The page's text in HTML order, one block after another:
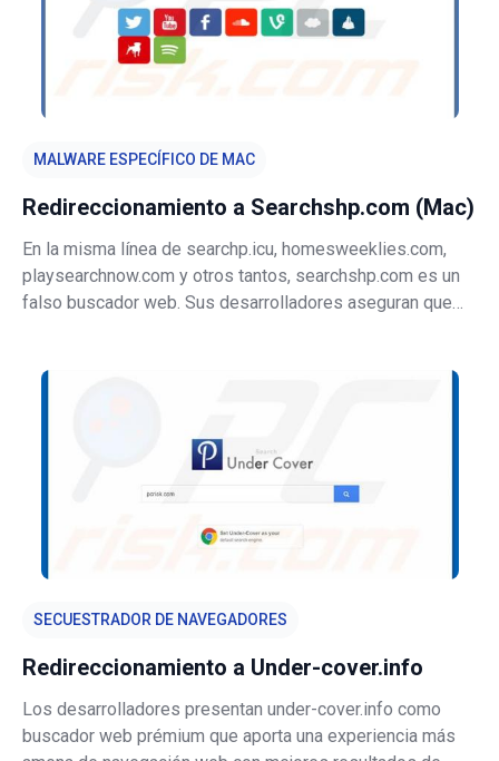
MALWARE ESPECÍFICO DE MAC
Redireccionamiento a Searchshp.com (Mac)
En la misma línea de searchp.icu, homesweeklies.com,
playsearchnow.com y otros tantos, searchshp.com es un
falso buscador web. Sus desarrolladores aseguran que
rápido acceso a varios siti
SECUESTRADOR DE NAVEGADORES
Redireccionamiento a Under-cover.info
Los desarrolladores presentan under-cover.info como
buscador web prémium que aporta una experiencia más